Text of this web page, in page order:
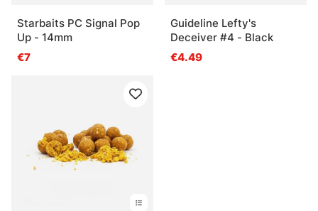
Starbaits PC Signal Pop
Up - 14mm
€7
Guideline Lefty's
Deceiver #4 - Black
€4.49